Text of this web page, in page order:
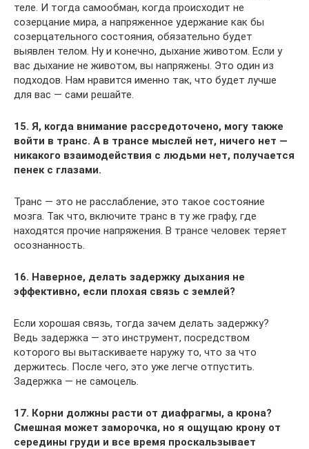
теле. И тогда самообман, когда происходит не
созерцание мира, а напряженное удержание как бы
созерцательного состояния, обязательно будет
выявлен телом. Ну и конечно, дыхание животом. Если у
вас дыхание не животом, вы напряжены. Это один из
подходов. Нам нравится именно так, что будет лучше
для вас — сами решайте.
15. Я, когда внимание рассредоточено, могу также
войти в транс. А в трансе мыслей нет, ничего нет —
никакого взаимодействия с людьми нет, получается
пенек с глазами.
Транс — это не расслабление, это такое состояние
мозга. Так что, включите транс в ту же графу, где
находятся прочие напряжения. В трансе человек теряет
осознанность.
16. Наверное, делать задержку дыхания не
эффективно, если плохая связь с землей?
Если хорошая связь, тогда зачем делать задержку?
Ведь задержка — это инструмент, посредством
которого вы вытаскиваете наружу то, что за что
держитесь. После чего, это уже легче отпустить.
Задержка — не самоцель.
17. Корни должны расти от диафрагмы, а крона?
Смешная может заморочка, но я ощущаю крону от
середины груди и все время проскальзывает